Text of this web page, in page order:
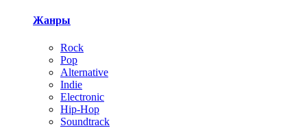
Жанры
Rock
Pop
Alternative
Indie
Electronic
Hip-Hop
Soundtrack